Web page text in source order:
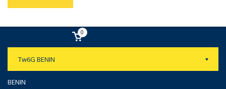
Tw6G BENIN
BENIN
0